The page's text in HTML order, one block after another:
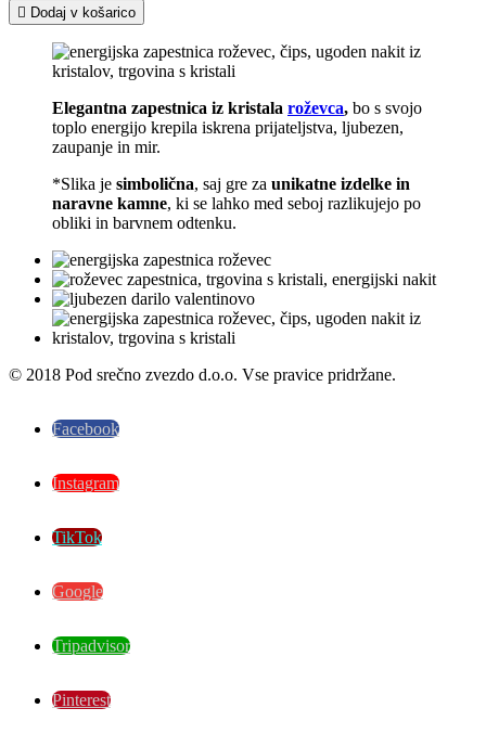
 Dodaj v košarico
Elegantna zapestnica iz kristala roževca, bo s svojo
toplo energijo krepila iskrena prijateljstva, ljubezen,
zaupanje in mir.
*Slika je simbolična, saj gre za unikatne izdelke in
naravne kamne, ki se lahko med seboj razlikujejo po
obliki in barvnem odtenku.
© 2018 Pod srečno zvezdo d.o.o. Vse pravice pridržane.
Facebook
Instagram
TikTok
Google
Tripadvisor
Pinterest